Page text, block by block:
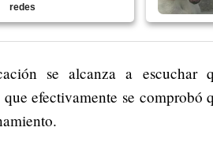
redes
se alcanza a escuchar
efectivamente se comprobó